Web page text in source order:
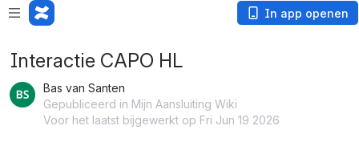
In app openen
Interactie CAPO HL
Bas van Santen
Gepubliceerd in Mijn Aansluiting Wiki
Voor het laatst bijgewerkt op Fri Jun 19 2026